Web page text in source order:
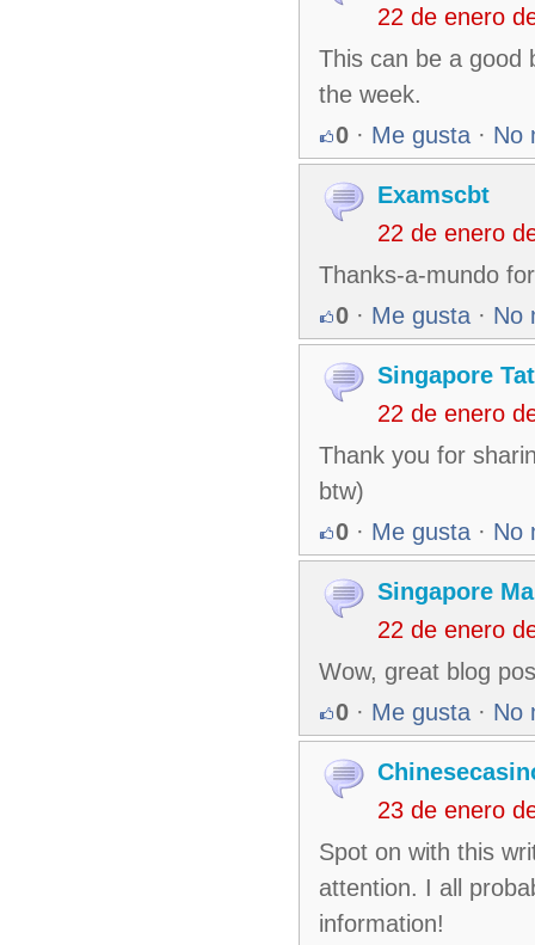
22 de enero
This can be a good
the week.
0 · Me gusta · No
Examscbt
22 de enero
Thanks-a-mundo
0 · Me gusta · No
Singapore
22 de enero
Thank you for
btw)
0 · Me gusta · No
Singapore
22 de enero
Wow, great blog
0 · Me gusta · No
23 de enero
Spot on with this
attention. I all
information!